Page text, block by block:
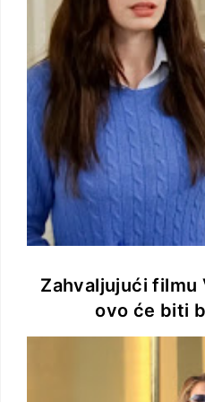
Zahvaljujući filmu
ovo će biti